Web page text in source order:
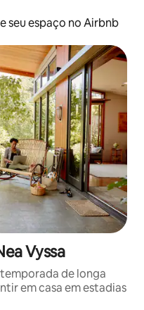
seu espaço no Airbnb
Vyssa
de longa
em casa em estadias